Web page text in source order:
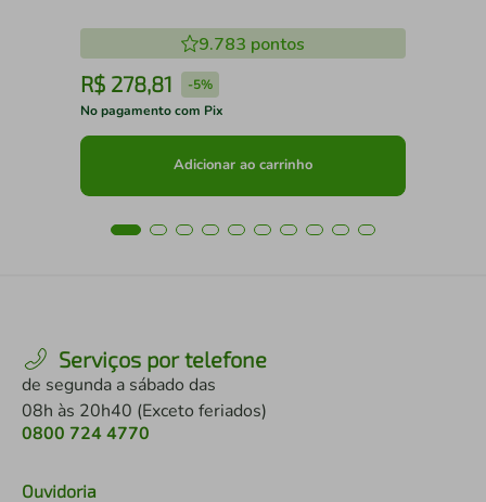
9.783 pontos
R$ 278,81 -5%
No pagamento com Pix
Adicionar ao carrinho
Serviços por telefone
de segunda a sábado das
08h às 20h40 (Exceto feriados)
0800 724 4770
Ouvidoria